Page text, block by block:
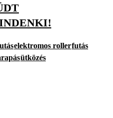
elektromos rollerfutás
ütközés